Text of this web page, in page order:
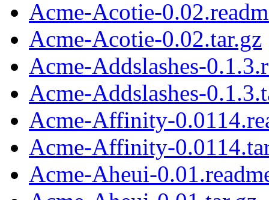
Acme-Acotie-
Acme-Acotie-0.02.tar.gz
Acme-Addslashes-
Acme-Addslashes-
Acme-Affinity-
Acme-Affinity-
Acme-Aheui-